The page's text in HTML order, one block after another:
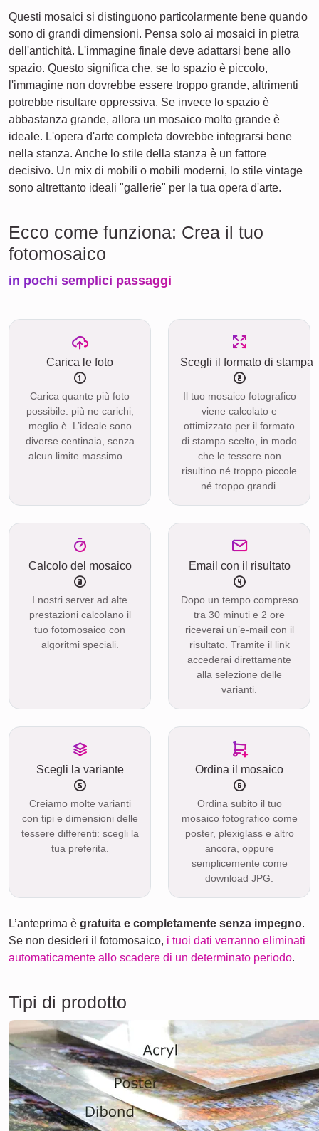
Questi mosaici si distinguono particolarmente bene quando
sono di grandi dimensioni. Pensa solo ai mosaici in pietra
dell'antichità. L'immagine finale deve adattarsi bene allo
spazio. Questo significa che, se lo spazio è piccolo,
l'immagine non dovrebbe essere troppo grande, altrimenti
potrebbe risultare oppressiva. Se invece lo spazio è
abbastanza grande, allora un mosaico molto grande è
ideale. L'opera d'arte completa dovrebbe integrarsi bene
nella stanza. Anche lo stile della stanza è un fattore
decisivo. Un mix di mobili o mobili moderni, lo stile vintage
sono altrettanto ideali "gallerie" per la tua opera d'arte.
Ecco come funziona: Crea il tuo
fotomosaico
in pochi semplici passaggi
Carica le foto
Carica quante più foto
possibile: più ne carichi,
meglio è. L’ideale sono
diverse centinaia, senza
alcun limite massimo...
Scegli il formato di stampa
Il tuo mosaico fotografico
viene calcolato e
ottimizzato per il formato
di stampa scelto, in modo
che le tessere non
risultino né troppo piccole
né troppo grandi.
Calcolo del mosaico
I nostri server ad alte
prestazioni calcolano il
tuo fotomosaico con
algoritmi speciali.
Email con il risultato
Dopo un tempo compreso
tra 30 minuti e 2 ore
riceverai un’e-mail con il
risultato. Tramite il link
accederai direttamente
alla selezione delle
varianti.
Scegli la variante
Creiamo molte varianti
con tipi e dimensioni delle
tessere differenti: scegli la
tua preferita.
Ordina il mosaico
Ordina subito il tuo
mosaico fotografico come
poster, plexiglass e altro
ancora, oppure
semplicemente come
download JPG.
L’anteprima è gratuita e completamente senza impegno.
Se non desideri il fotomosaico, i tuoi dati verranno eliminati
automaticamente allo scadere di un determinato periodo.
Tipi di prodotto